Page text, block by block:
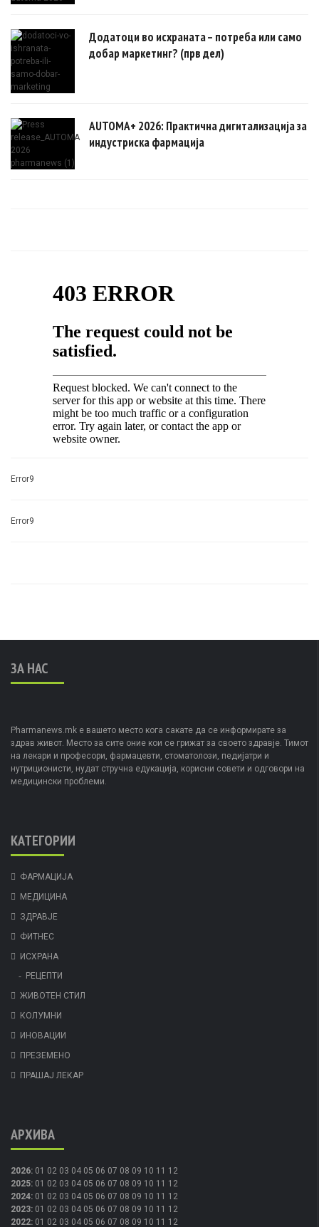
Додатоци во исхраната – потреба или само
добар маркетинг? (прв дел)
AUTOMA+ 2026: Практична дигитализација за
индустриска фармација
Error9
Error9
ЗА НАС
Pharmanews.mk е вашето место кога сакате да се информирате за
здрав живот. Место за сите оние кои се грижат за своето здравје. Тимот
на лекари и професори, фармацевти, стоматолози, педијатри и
нутриционисти, нудат стручна едукација, корисни совети и одговори на
медицински проблеми.
КАТЕГОРИИ
ФАРМАЦИЈА
МЕДИЦИНА
ЗДРАВЈЕ
ФИТНЕС
ИСХРАНА
РЕЦЕПТИ
ЖИВОТЕН СТИЛ
КОЛУМНИ
ИНОВАЦИИ
ПРЕЗЕМЕНО
ПРАШАЈ ЛЕКАР
АРХИВА
2026: 01 02 03 04 05 06 07 08 09 10 11 12
2025: 01 02 03 04 05 06 07 08 09 10 11 12
2024: 01 02 03 04 05 06 07 08 09 10 11 12
2023: 01 02 03 04 05 06 07 08 09 10 11 12
2022: 01 02 03 04 05 06 07 08 09 10 11 12